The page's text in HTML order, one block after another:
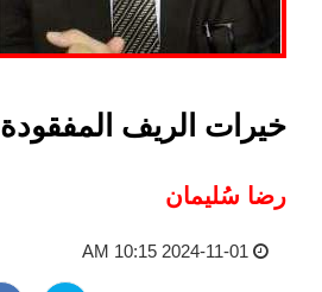
خيرات الريف المفقودة
رضا سُليمان
2024-11-01 10:15 AM